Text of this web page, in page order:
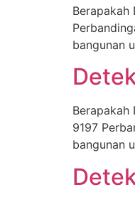
bangunan
9197
bangunan